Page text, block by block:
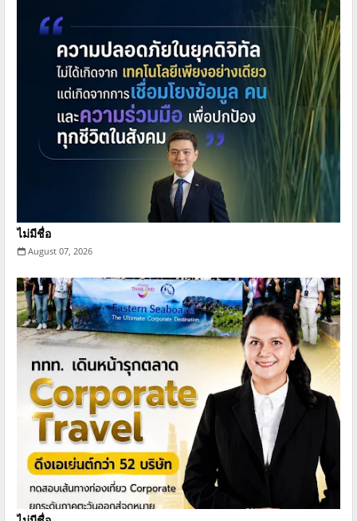
ไม่มีชื่อ
August 07, 2026